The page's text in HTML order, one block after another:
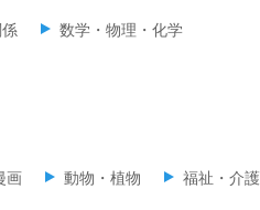
数学・物理・化学
画 動物・植物 福祉・介護